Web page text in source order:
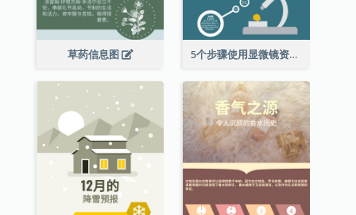
草药信息图 5个步骤使用显微镜资料图